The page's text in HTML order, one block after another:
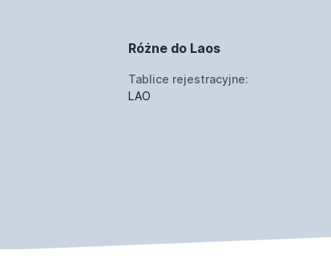
Różne do Laos
Tablice rejestracyjne:
LAO